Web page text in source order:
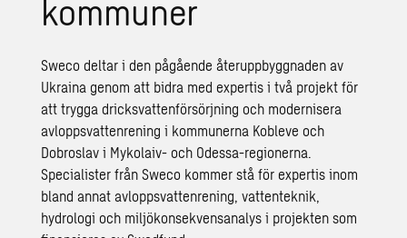
kommuner
Sweco deltar i den pågående återuppbyggnaden av
Ukraina genom att bidra med expertis i två projekt för
att trygga dricksvattenförsörjning och modernisera
avloppsvattenrening i kommunerna Kobleve och
Dobroslav i Mykolaiv- och Odessa-regionerna.
Specialister från Sweco kommer stå för expertis inom
bland annat avloppsvattenrening, vattenteknik,
hydrologi och miljökonsekvensanalys i projekten som